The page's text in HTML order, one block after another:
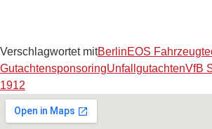
Verschlagwortet mitBerlinEOS
GutachtensponsoringUnfallgutachtenVfB
1912